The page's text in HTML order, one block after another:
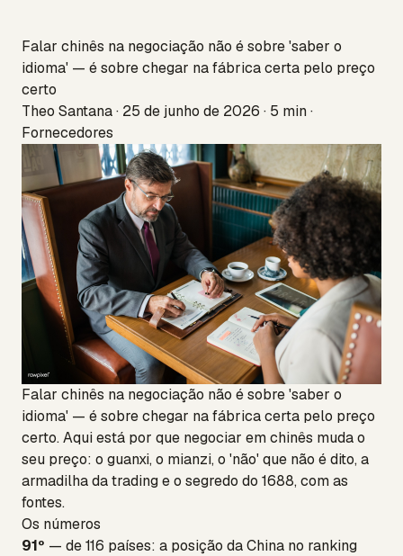
Falar chinês na negociação não é sobre 'saber o
idioma' — é sobre chegar na fábrica certa pelo preço
certo
Theo Santana · 25 de junho de 2026 · 5 min ·
Fornecedores
Falar chinês na negociação não é sobre 'saber o
idioma' — é sobre chegar na fábrica certa pelo preço
certo. Aqui está por que negociar em chinês muda o
seu preço: o guanxi, o mianzi, o 'não' que não é dito, a
armadilha da trading e o segredo do 1688, com as
fontes.
Os números
91º — de 116 países: a posição da China no ranking